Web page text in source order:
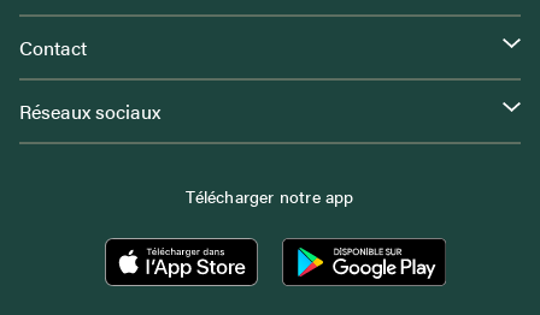
Contact
Réseaux sociaux
Télécharger notre app